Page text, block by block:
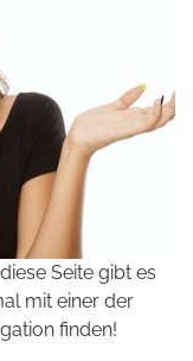
Seite gibt es
mit einer der
finden!